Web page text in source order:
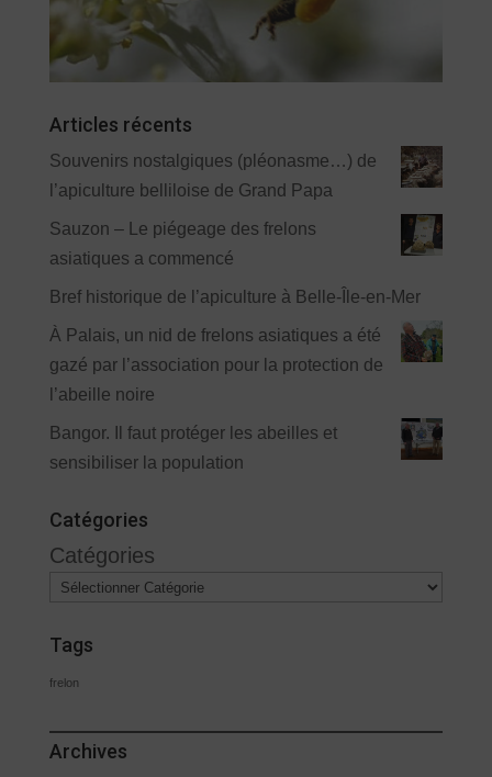
Articles récents
Souvenirs nostalgiques (pléonasme…) de
l’apiculture belliloise de Grand Papa
Sauzon – Le piégeage des frelons
asiatiques a commencé
Bref historique de l’apiculture à Belle-Île-en-Mer
À Palais, un nid de frelons asiatiques a été
gazé par l’association pour la protection de
l’abeille noire
Bangor. Il faut protéger les abeilles et
sensibiliser la population
Catégories
Catégories
Tags
frelon
Archives